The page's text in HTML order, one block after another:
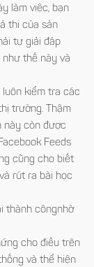
làm việc, bạn
thi của sản
tự giải đáp
như thế này và
luôn kiểm tra các
trường. Thậm
này còn được
Feeds
cũng cho biết
rút ra bài học
thành côngnhờ
cho điều trên
và thể hiện